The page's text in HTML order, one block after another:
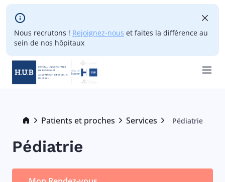
Skip to main content
Nous recrutons ! Rejoignez-nous et faites la différence au
sein de nos hôpitaux
Breadcrumb
Patients et proches Services
Current:
Pédiatrie
Pédiatrie